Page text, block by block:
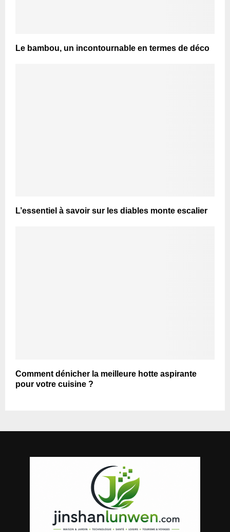
Le bambou, un incontournable en termes de déco
L’essentiel à savoir sur les diables monte escalier
Comment dénicher la meilleure hotte aspirante
pour votre cuisine ?